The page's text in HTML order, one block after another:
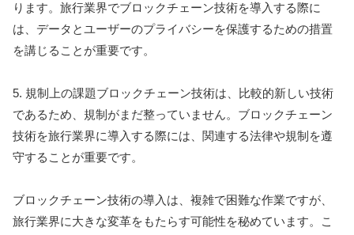
ります。旅行業界でブロックチェーン技術を導入する際に
は、データとユーザーのプライバシーを保護するための措置
を講じることが重要です。
5. 規制上の課題ブロックチェーン技術は、比較的新しい技術
であるため、規制がまだ整っていません。ブロックチェーン
技術を旅行業界に導入する際には、関連する法律や規制を遵
守することが重要です。
ブロックチェーン技術の導入は、複雑で困難な作業ですが、
旅行業界に大きな変革をもたらす可能性を秘めています。こ